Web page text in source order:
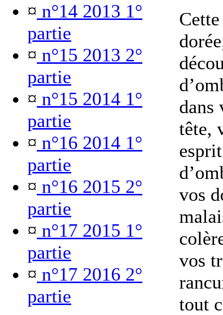
¤ n°14 2013 1°
partie
¤ n°15 2013 2°
partie
¤ n°15 2014 1°
partie
¤ n°16 2014 1°
partie
¤ n°16 2015 2°
partie
¤ n°17 2015 1°
partie
¤ n°17 2016 2°
partie
dans
tête,
vos
vos
tout